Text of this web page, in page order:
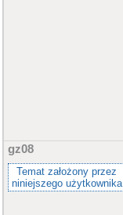
gz08
Temat założony przez
niniejszego użytkownika